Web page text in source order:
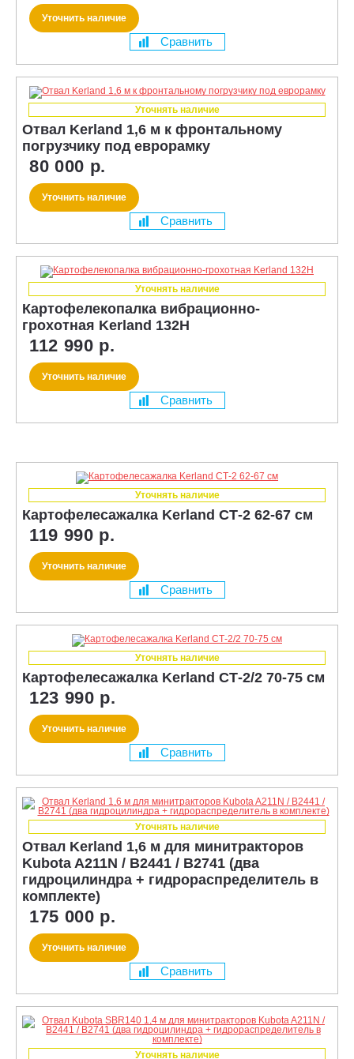
Уточнить наличие
Сравнить
Уточнять наличие
Отвал Kerland 1,6 м к фронтальному
погрузчику под еврорамку
80 000 р.
Уточнить наличие
Сравнить
Уточнять наличие
Картофелекопалка вибрационно-
грохотная Kerland 132H
112 990 р.
Уточнить наличие
Сравнить
Уточнять наличие
Картофелесажалка Kerland СТ-2 62-67 см
119 990 р.
Уточнить наличие
Сравнить
Уточнять наличие
Картофелесажалка Kerland СТ-2/2 70-75 см
123 990 р.
Уточнить наличие
Сравнить
Уточнять наличие
Отвал Kerland 1,6 м для минитракторов
Kubota A211N / B2441 / B2741 (два
гидроцилиндра + гидрораспределитель в
комплекте)
175 000 р.
Уточнить наличие
Сравнить
Уточнять наличие